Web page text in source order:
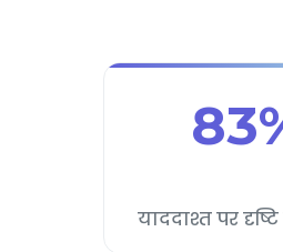
याददाश्त पर